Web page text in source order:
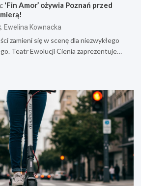
Amor’ ożywia Poznań przed
Ewelina Kownacka
zamieni się w scenę dla niezwykłego
Teatr Ewolucji Cienia zaprezentuje…